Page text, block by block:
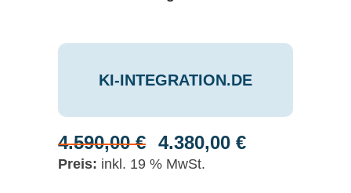
KI-INTEGRATION.DE
4.590,00€
Ursprünglicher
Preis
4.380,00 €Aktueller
inkl. 19 % MwSt.